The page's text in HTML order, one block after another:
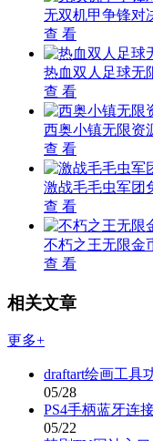
无双机甲争锋对
查 看
热血双人足球无
查 看
西奥小镇无限资
查 看
激战毛毛虫军团
查 看
不朽之王无限金
查 看
相关文章
更多+
draftart绘画工具
05/28
PS4手柄蓝牙连
05/22